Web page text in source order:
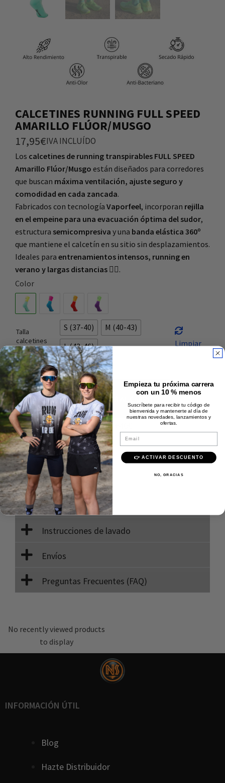
CALCETINES RUNNING FULL SPEED
AMARILLO FLÚOR/MUSGO
17,95€IVA INCLUÍDO
Los calcetines de running transpirables FULL SPEED
Amarillo Flúor/Musgo están diseñados para corredores
que buscan máxima ventilación, ajuste seguro y
comodidad en cada zancada.
Fabricados con tecnología Vaporfeel, incorporan rejilla
en el empeine para una evacuación óptima del sudor,
estructura semicompresiva y una banda elástica 360º
que mantiene el calcetín en su sitio sin desplazamientos.
Ideales para entrenamientos intensos, running en
verano y largas distancias 🏃‍♂️.
Color
Talla
calcetines
S (37-40)
M (40-43)
L (43-46)
Limpiar
AÑADIR AL CARRITO
Envío rápido y gratis +40€
Pago 100% seguro
Calidad Premium
Descripción
Composición
Instrucciones de lavado
Envíos
Preguntas Frecuentes (FAQ)
No recently viewed products
to display
INFORMACIÓN ÚTIL
Blog
Hazte Distribuidor
Empieza tu próxima carrera
con un 10 % menos
Suscríbete para recibir tu código de
bienvenida y mantenerte al día de
nuestras novedades, lanzamientos y
ofertas.
Email
👉 ACTIVAR DESCUENTO
NO, GRACIAS